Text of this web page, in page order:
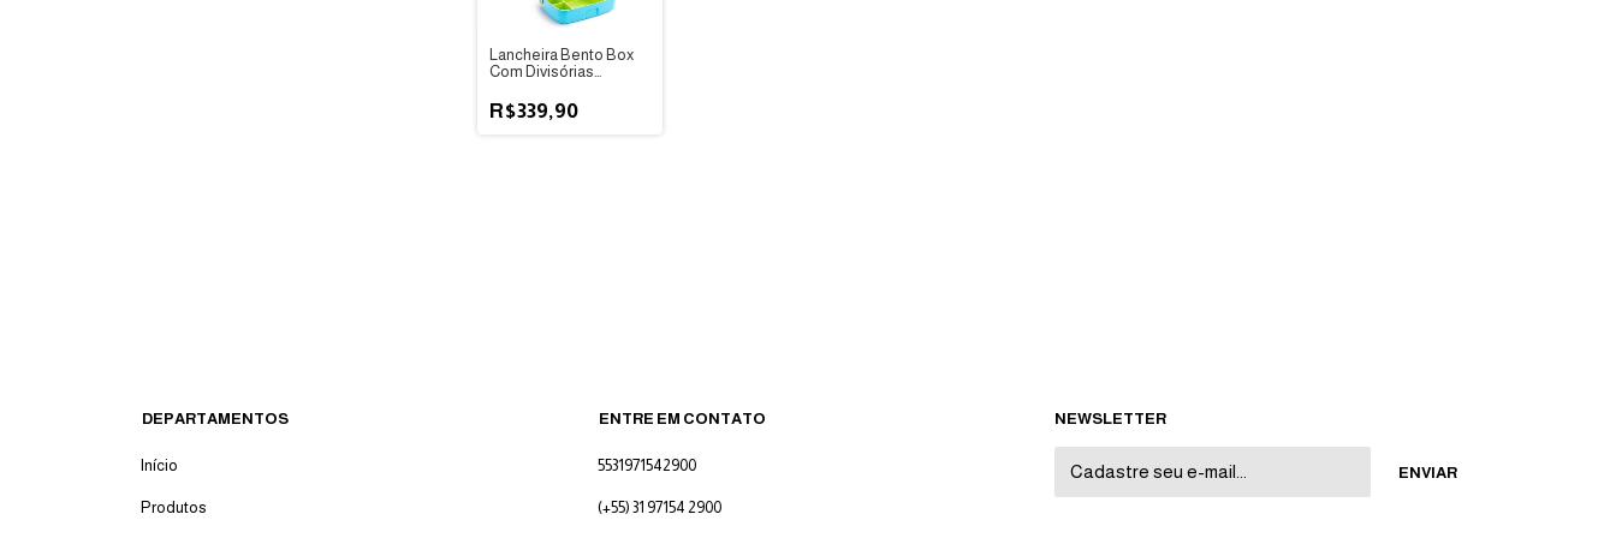
Lancheira Bento Box
Com Divisórias
R$339,90
DEPARTAMENTOS
Início
Produtos
ENTRE EM CONTATO
5531971542900
(+55) 31 97154 2900
NEWSLETTER